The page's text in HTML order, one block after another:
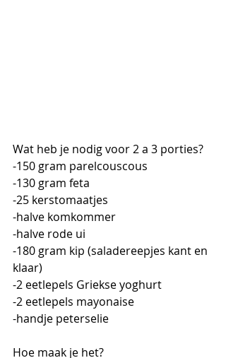
Wat heb je nodig voor 2 a 3 porties?
-150 gram parelcouscous
-130 gram feta
-25 kerstomaatjes
-halve komkommer
-halve rode ui
-180 gram kip (saladereepjes kant en
klaar)
-2 eetlepels Griekse yoghurt
-2 eetlepels mayonaise
-handje peterselie
Hoe maak je het?